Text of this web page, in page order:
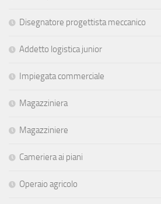
Disegnatore progettista meccanico
Addetto logistica junior
Impiegata commerciale
Magazziniera
Magazziniere
Cameriera ai piani
Operaio agricolo